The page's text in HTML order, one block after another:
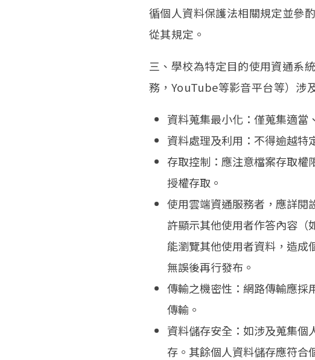
循個人資料保護法相關規定並參
從其規定。
三、學校為特定目的使用資通系
務，YouTube等影音平台等）涉
資料蒐集最小化：僅蒐集適當
資料處理及利用：不得逾越特
存取控制：應注意檔案存取權
授權存取。
使用雲端資通服務者，應詳閱
許顯示其他使用者作答內容（
能瀏覽其他使用者資料，造成
無誤後再行發布。
傳輸之機密性：網路傳輸應採
傳輸。
資料儲存安全：如涉及蒐集個
存。其餘個人資料儲存應符合